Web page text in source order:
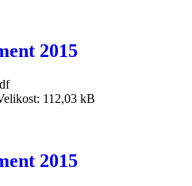
2015
112,03 kB
2015